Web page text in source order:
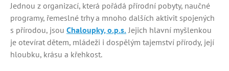
Jednou z organizací, která pořádá přírodní pobyty, naučné
programy, řemeslné trhy a mnoho dalších aktivit spojených
s přírodou, jsou Chaloupky, o.p.s.Jejich hlavní myšlenkou
je otevírat dětem, mládeži i dospělým tajemství přírody, její
hloubku, krásu a křehkost.